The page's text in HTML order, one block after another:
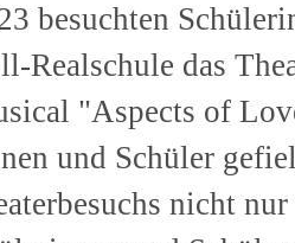
besuchten
Realschule das
"Aspects of
und Schüler
nicht